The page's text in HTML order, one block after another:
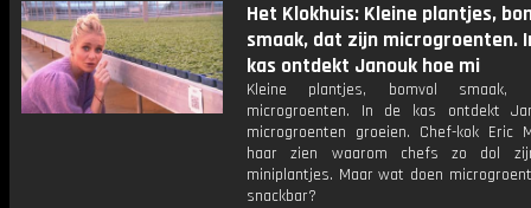
Het Klokhuis: Kleine plantjes,
smaak, dat zijn microgroenten.
kas ontdekt Janouk hoe mi
Kleine plantjes, bomvol
microgroenten. In de kas ontdekt
microgroenten groeien. Chef-kok Eric
haar zien waarom chefs zo dol
miniplantjes. Maar wat doen
snackbar?